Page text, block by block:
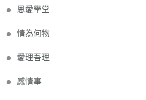
恩愛學堂
情為何物
愛理吾理
感情事